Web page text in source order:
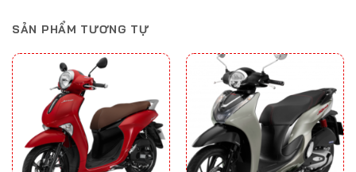
SẢN PHẨM TƯƠNG TỰ